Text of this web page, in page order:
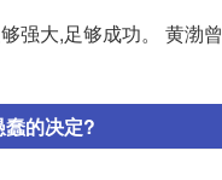
强大,足够成功。 黄渤
蠢的决定?